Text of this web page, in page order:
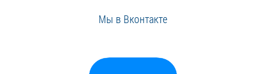
Мы в Вконтакте